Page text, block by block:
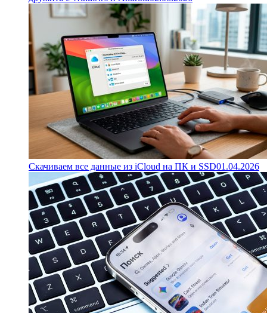
Скачиваем все данные из iCloud на ПК и SSD01.04.2026